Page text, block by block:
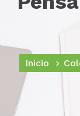
Inicio